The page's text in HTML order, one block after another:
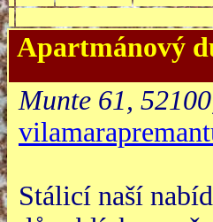
Apartmánový
Munte 61,
Stálicí naší